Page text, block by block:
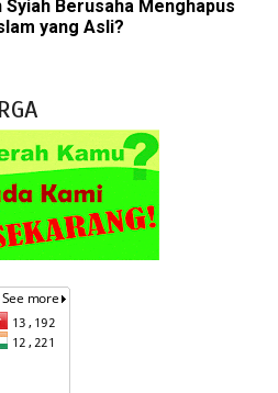
Syiah Berusaha Menghapus
yang Asli?